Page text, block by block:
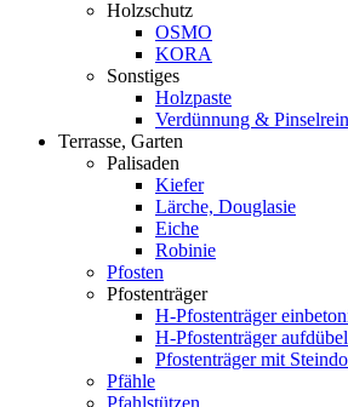
Holzschutz
OSMO
KORA
Sonstiges
Holzpaste
Verdünnung &
Terrasse, Garten
Palisaden
Kiefer
Lärche, Douglasie
Eiche
Robinie
Pfosten
Pfostenträger
H-Pfostenträger
H-Pfostenträger
Pfostenträger mit
Pfähle
Pfahlstützen